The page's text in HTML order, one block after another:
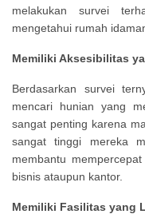
melakukan survei
mengetahui rumah
Memiliki Aksesibilitas
Berdasarkan survei
mencari hunian yang
sangat penting karena
sangat tinggi mereka
membantu
bisnis ataupun kantor.
Memiliki Fasilitas yang